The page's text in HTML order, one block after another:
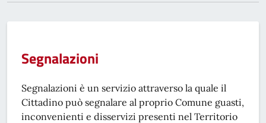
Segnalazioni
Segnalazioni è un servizio attraverso la quale il
Cittadino può segnalare al proprio Comune guasti,
inconvenienti e disservizi presenti nel Territorio